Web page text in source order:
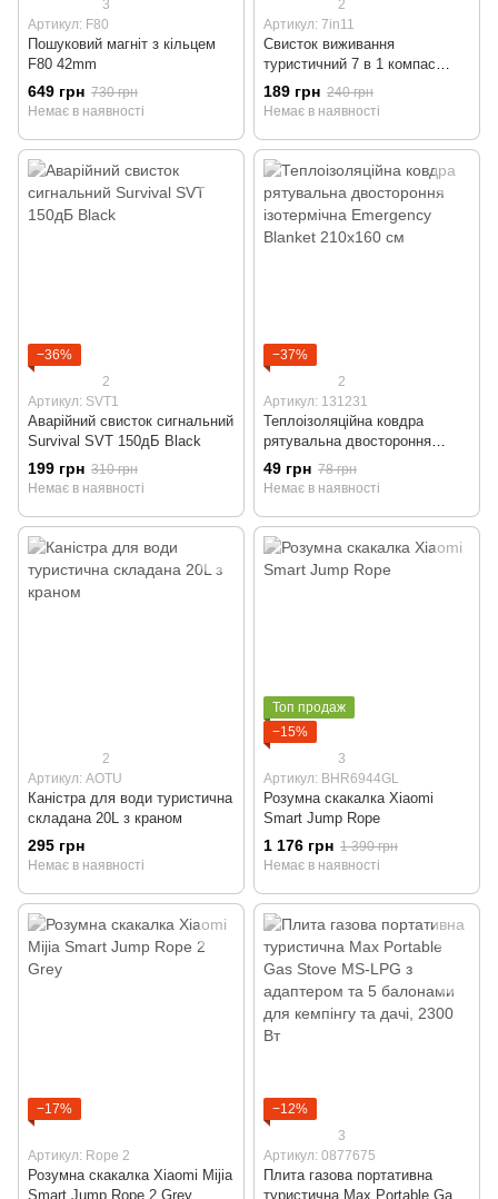
3
Артикул: F80
Пошуковий магніт з кільцем
F80 42mm
649 грн 730 грн
Немає в наявності
2
Артикул: 7in11
Свисток виживання
туристичний 7 в 1 компас
ліхтарик термометр
189 грн 240 грн
Немає в наявності
−36%
2
Артикул: SVT1
Аварійний свисток сигнальний
Survival SVT 150дБ Black
199 грн 310 грн
Немає в наявності
−37%
2
Артикул: 131231
Теплоізоляційна ковдра
рятувальна двостороння
ізотермічна Emergency
Blanket 210х160 см
49 грн 78 грн
Немає в наявності
2
Артикул: AOTU
Каністра для води туристична
складана 20L з краном
295 грн
Немає в наявності
Топ продаж
−15%
3
Артикул: BHR6944GL
Розумна скакалка Xiaomi
Smart Jump Rope
1 176 грн 1 390 грн
Немає в наявності
−17%
Артикул: Rope 2
Розумна скакалка Xiaomi Mijia
Smart Jump Rope 2 Grey
−12%
3
Артикул: 0877675
Плита газова портативна
туристична Max Portable Gas